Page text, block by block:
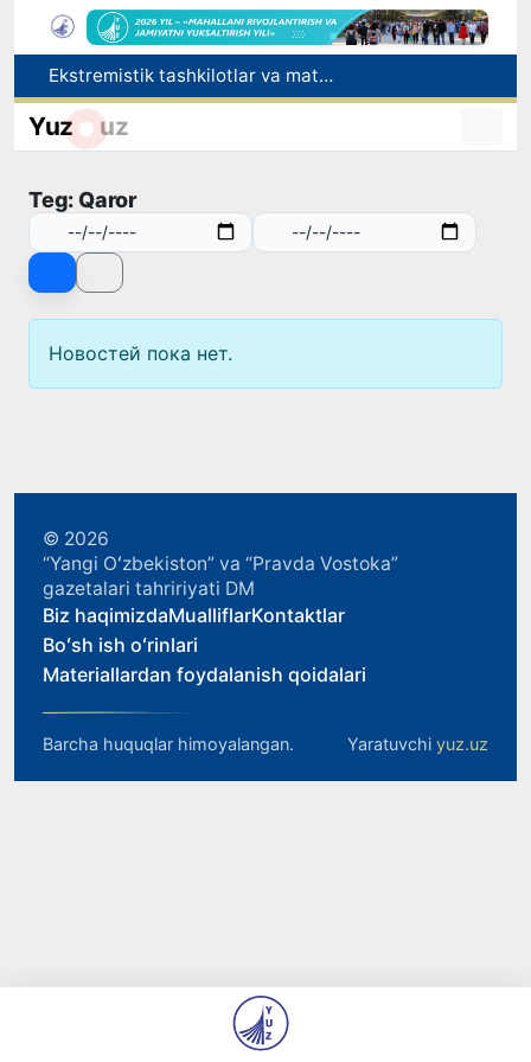
Ekstremistik tashkilotlar va materiallarning elektron reyestri yuritiladi
O‘zbekiston Jurnalistlar uyushmasi qoshida Blogerlar ijodiy kengashi tashkil etildi
Behruz Karimov faoliyatini Shveytsariyaning «Lugano» klubida davom ettiradi
Yuz uz
Teg: Qaror
Новостей пока нет.
© 2026
“Yangi Oʻzbekiston” va “Pravda Vostoka”
gazetalari tahririyati DM
Biz haqimizdaMualliflarKontaktlar
Boʻsh ish oʻrinlari
Materiallardan foydalanish qoidalari
Barcha huquqlar himoyalangan. Yaratuvchi yuz.uz